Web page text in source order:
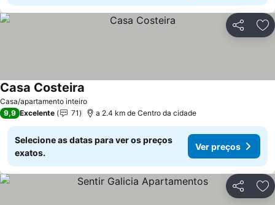
Partilhar
Casa/apartamento inteiro
Casa Costeira
9,9 Excelente 71 a 2.4 km de Centro da cidade
Selecione as datas para ver os preços
exatos.
Ver preços
Partilhar